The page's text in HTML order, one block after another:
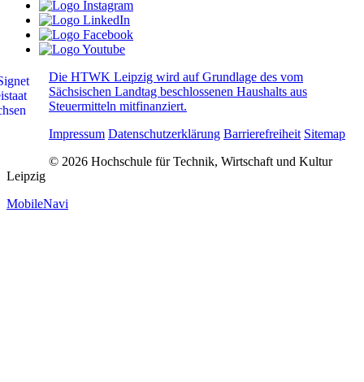
Die HTWK Leipzig wird auf Grundlage des vom
Sächsischen Landtag beschlossenen Haushalts aus
Steuermitteln mitfinanziert.
Impressum Datenschutzerklärung Barrierefreiheit Sitemap
© 2026 Hochschule für Technik, Wirtschaft und Kultur
Leipzig
MobileNavi